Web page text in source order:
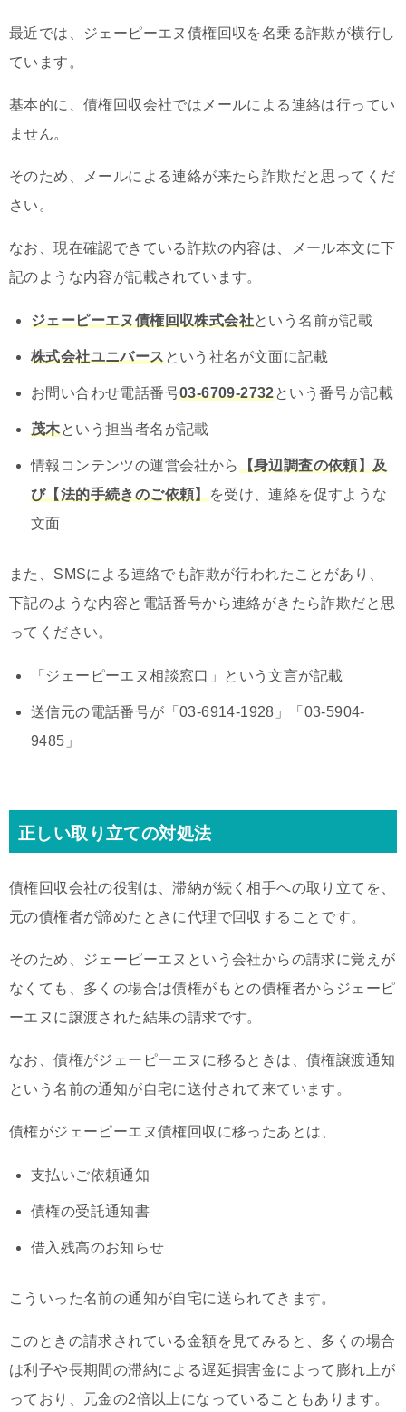
最近では、ジェーピーエヌ債権回収を名乗る詐欺が横行し
ています。
基本的に、債権回収会社ではメールによる連絡は行ってい
ません。
そのため、メールによる連絡が来たら詐欺だと思ってくだ
さい。
なお、現在確認できている詐欺の内容は、メール本文に下
記のような内容が記載されています。
ジェーピーエヌ債権回収株式会社という名前が記載
株式会社ユニバースという社名が文面に記載
お問い合わせ電話番号03-6709-2732という番号が記載
茂木という担当者名が記載
情報コンテンツの運営会社から【身辺調査の依頼】及
び【法的手続きのご依頼】を受け、連絡を促すような
文面
また、SMSによる連絡でも詐欺が行われたことがあり、
下記のような内容と電話番号から連絡がきたら詐欺だと思
ってください。
「ジェーピーエヌ相談窓口」という文言が記載
送信元の電話番号が「03-6914-1928」「03-5904-
9485」
正しい取り立ての対処法
債権回収会社の役割は、滞納が続く相手への取り立てを、
元の債権者が諦めたときに代理で回収することです。
そのため、ジェーピーエヌという会社からの請求に覚えが
なくても、多くの場合は債権がもとの債権者からジェーピ
ーエヌに譲渡された結果の請求です。
なお、債権がジェーピーエヌに移るときは、債権譲渡通知
という名前の通知が自宅に送付されて来ています。
債権がジェーピーエヌ債権回収に移ったあとは、
支払いご依頼通知
債権の受託通知書
借入残高のお知らせ
こういった名前の通知が自宅に送られてきます。
このときの請求されている金額を見てみると、多くの場合
は利子や長期間の滞納による遅延損害金によって膨れ上が
っており、元金の2倍以上になっていることもあります。